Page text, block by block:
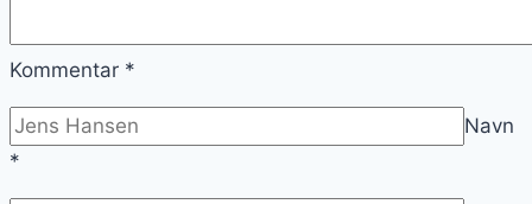
Kommentar *
Navn
*